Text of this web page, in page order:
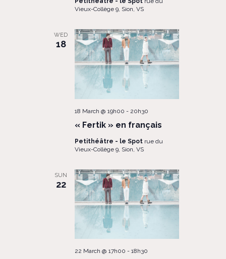
Vieux-Collège 9, Sion, VS
WED
18
« Fertik » en français
18 March @ 19h00 - 20h30
Petithéâtre - le Spot rue du
Vieux-Collège 9, Sion, VS
SUN
22
22 March @ 17h00 - 18h30